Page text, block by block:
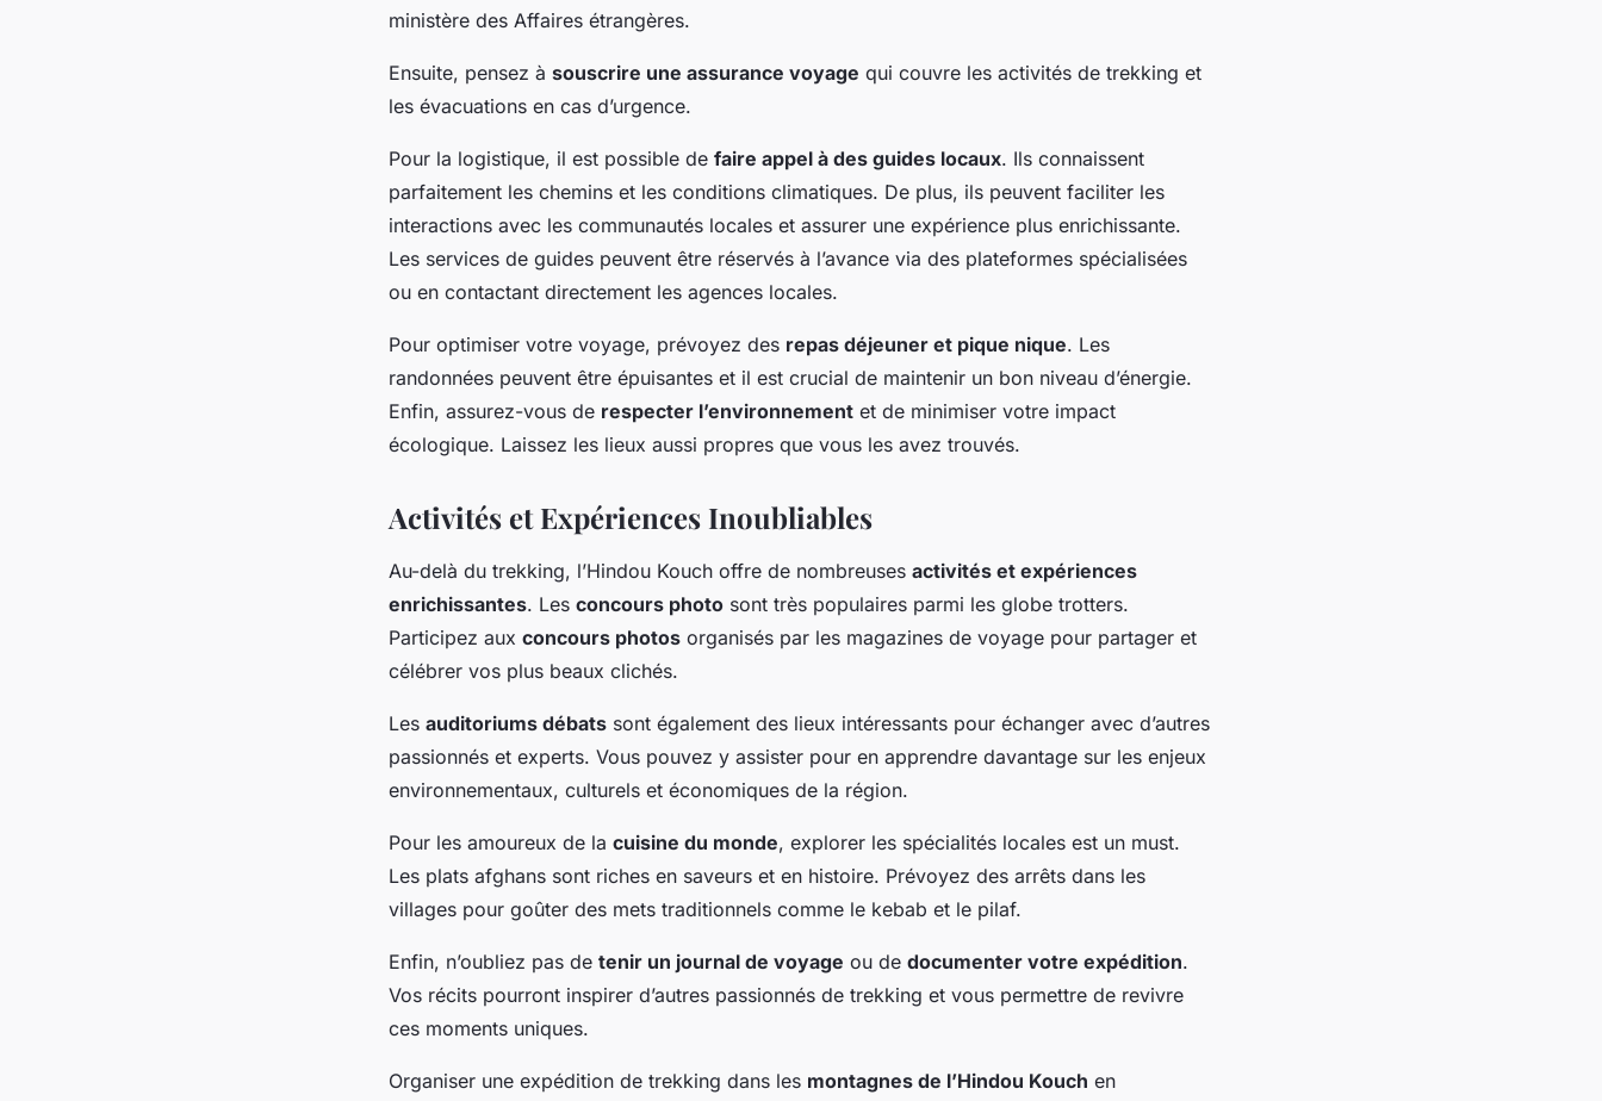
ministère des Affaires étrangères.
Ensuite, pensez à souscrire une assurance voyage qui couvre les activités de trekking et
les évacuations en cas d’urgence.
Pour la logistique, il est possible de faire appel à des guides locaux. Ils connaissent
parfaitement les chemins et les conditions climatiques. De plus, ils peuvent faciliter les
interactions avec les communautés locales et assurer une expérience plus enrichissante.
Les services de guides peuvent être réservés à l’avance via des plateformes spécialisées
ou en contactant directement les agences locales.
Pour optimiser votre voyage, prévoyez des repas déjeuner et pique nique. Les
randonnées peuvent être épuisantes et il est crucial de maintenir un bon niveau d’énergie.
Enfin, assurez-vous de respecter l’environnement et de minimiser votre impact
écologique. Laissez les lieux aussi propres que vous les avez trouvés.
Activités et Expériences Inoubliables
Au-delà du trekking, l’Hindou Kouch offre de nombreuses activités et expériences
enrichissantes. Les concours photo sont très populaires parmi les globe trotters.
Participez aux concours photos organisés par les magazines de voyage pour partager et
célébrer vos plus beaux clichés.
Les auditoriums débats sont également des lieux intéressants pour échanger avec d’autres
passionnés et experts. Vous pouvez y assister pour en apprendre davantage sur les enjeux
environnementaux, culturels et économiques de la région.
Pour les amoureux de la cuisine du monde, explorer les spécialités locales est un must.
Les plats afghans sont riches en saveurs et en histoire. Prévoyez des arrêts dans les
villages pour goûter des mets traditionnels comme le kebab et le pilaf.
Enfin, n’oubliez pas de tenir un journal de voyage ou de documenter votre expédition.
Vos récits pourront inspirer d’autres passionnés de trekking et vous permettre de revivre
ces moments uniques.
Organiser une expédition de trekking dans les montagnes de l’Hindou Kouch en